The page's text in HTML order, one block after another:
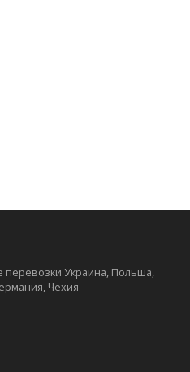
перевозки Украина, Польша,
Чехия